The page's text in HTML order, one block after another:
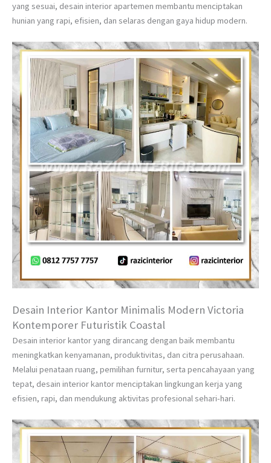
yang sesuai, desain interior apartemen membantu menciptakan
hunian yang rapi, efisien, dan selaras dengan gaya hidup modern.
Desain Interior Kantor Minimalis Modern Victoria
Kontemporer Futuristik Coastal
Desain interior kantor yang dirancang dengan baik membantu
meningkatkan kenyamanan, produktivitas, dan citra perusahaan.
Melalui penataan ruang, pemilihan furnitur, serta pencahayaan yang
tepat, desain interior kantor menciptakan lingkungan kerja yang
efisien, rapi, dan mendukung aktivitas profesional sehari-hari.